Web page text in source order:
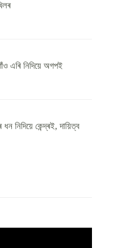
এৰি নিদিয়ে অগপই
নিদিয়ে কেন্দ্ৰই, দায়িত্ব